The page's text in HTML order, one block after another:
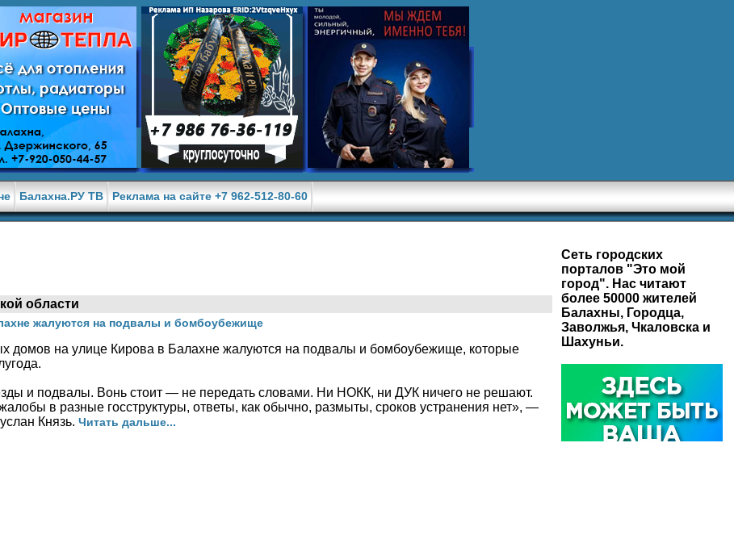
Балахна.РУ ТВ Реклама на сайте +7 962-512-80-60
области
жалуются на подвалы и бомбоубежище
домов на улице Кирова в Балахне жалуются на подвалы и бомбоубежище, которые
и подвалы. Вонь стоит — не передать словами. Ни НОКК, ни ДУК ничего не решают.
в разные госструктуры, ответы, как обычно, размыты, сроков устранения нет», —
Князь. Читать дальше...
Сеть городских
порталов "Это мой
город". Нас читают
более 50000 жителей
Балахны, Городца,
Заволжья, Чкаловска и
Шахуньи.